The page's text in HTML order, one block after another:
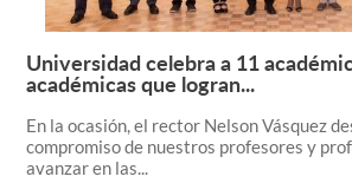
Universidad celebra a 11
académicas que logran...
En la ocasión, el rector Nelson Vásquez
compromiso de nuestros profesores y
avanzar en las...